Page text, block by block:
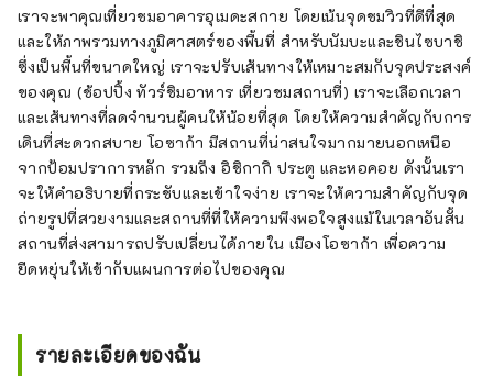
เราจะพาคุณเที่ยวชมอาคารอุเมดะสกาย โดยเน้นจุดชมวิวที่ดีที่สุด
และให้ภาพรวมทางภูมิศาสตร์ของพื้นที่ สำหรับนัมบะและชินไซบาชิ
ซึ่งเป็นพื้นที่ขนาดใหญ่ เราจะปรับเส้นทางให้เหมาะสมกับจุดประสงค์
ของคุณ (ช้อปปิ้ง ทัวร์ชิมอาหาร เที่ยวชมสถานที่) เราจะเลือกเวลา
และเส้นทางที่ลดจำนวนผู้คนให้น้อยที่สุด โดยให้ความสำคัญกับการ
เดินที่สะดวกสบาย โอซาก้า มีสถานที่น่าสนใจมากมายนอกเหนือ
จากป้อมปราการหลัก รวมถึง อิชิกากิ ประตู และหอคอย ดังนั้นเรา
จะให้คำอธิบายที่กระชับและเข้าใจง่าย เราจะให้ความสำคัญกับจุด
ถ่ายรูปที่สวยงามและสถานที่ที่ให้ความพึงพอใจสูงแม้ในเวลาอันสั้น
สถานที่ส่งสามารถปรับเปลี่ยนได้ภายใน เมืองโอซาก้า เพื่อความ
ยืดหยุ่นให้เข้ากับแผนการต่อไปของคุณ
รายละเอียดของฉัน